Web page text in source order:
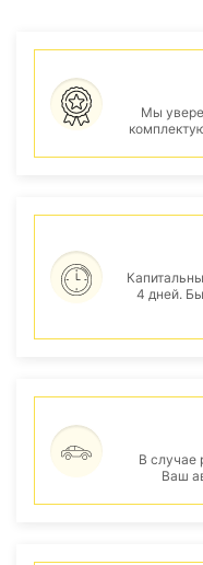
Мы
4 дней.
В случае
Ваш